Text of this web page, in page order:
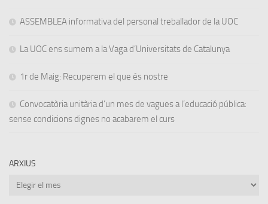
ASSEMBLEA informativa del personal treballador de la UOC
La UOC ens sumem a la Vaga d’Universitats de Catalunya
1r de Maig: Recuperem el que és nostre
Convocatòria unitària d’un mes de vagues a l’educació pública:
sense condicions dignes no acabarem el curs
ARXIUS
Arxius